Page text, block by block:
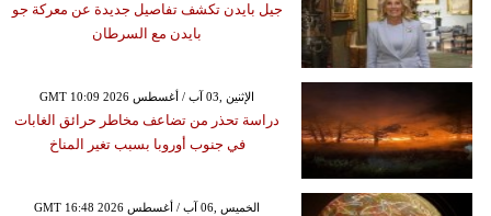
جيل بايدن تكشف تفاصيل جديدة عن معركة جو
بايدن مع السرطان
GMT 10:09 2026 الإثنين ,03 آب / أغسطس
دراسة تحذر من تضاعف مخاطر حرائق الغابات
في جنوب أوروبا بسبب تغير المناخ
GMT 16:48 2026 الخميس ,06 آب / أغسطس